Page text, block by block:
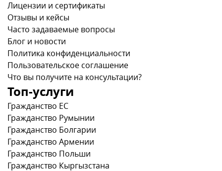
Лицензии и сертификаты
Отзывы и кейсы
Часто задаваемые вопросы
Блог и новости
Политика конфиденциальности
Пользовательское соглашение
Что вы получите на консультации?
Топ-услуги
Гражданство ЕС
Гражданство Румынии
Гражданство Болгарии
Гражданство Армении
Гражданство Польши
Гражданство Кыргызстана